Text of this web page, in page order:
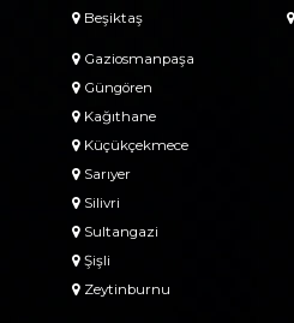
Beşiktaş
Gaziosmanpaşa
Güngören
Kağıthane
Küçükçekmece
Sarıyer
Silivri
Sultangazi
Şişli
Zeytinburnu